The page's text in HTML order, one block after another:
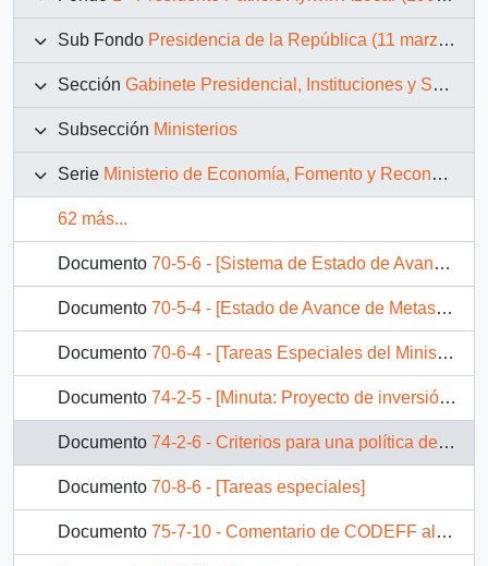
Sub Fondo Presidencia de la República (11 marzo 1990 – 11 marzo 1994)
Sección Gabinete Presidencial, Instituciones y Servicios
Subsección Ministerios
Serie Ministerio de Economía, Fomento y Reconstrucción
62 más...
Documento 70-5-6 - [Sistema de Estado de Avance de Metas Ministeriales de Ministerio de Economía a julio de 1993]
Documento 70-5-4 - [Estado de Avance de Metas Ministeriales CORFO]
Documento 70-6-4 - [Tareas Especiales del Ministerio de Economía 1992]
Documento 74-2-5 - [Minuta: Proyecto de inversión del sector público]
Documento 74-2-6 - Criterios para una política de inversión pública
Documento 70-8-6 - [Tareas especiales]
Documento 75-7-10 - Comentario de CODEFF al proyecto de Ley de Pesca del poder ejecutivo